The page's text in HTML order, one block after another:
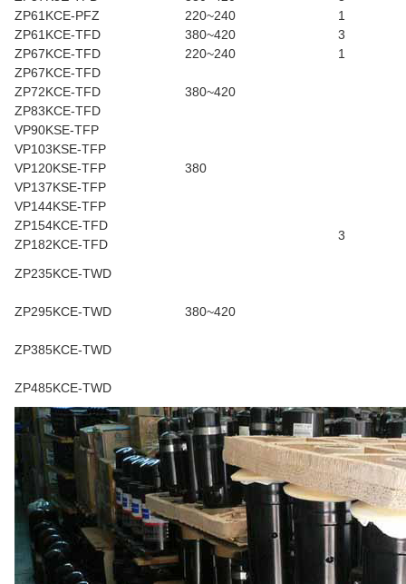
ZP61KCE-PFZ
220~240
1
ZP61KCE-TFD
380~420
3
ZP67KCE-TFD
220~240
1
ZP67KCE-TFD
380~420
3
ZP72KCE-TFD
ZP83KCE-TFD
VP90KSE-TFP
380
VP103KSE-TFP
VP120KSE-TFP
VP137KSE-TFP
VP144KSE-TFP
ZP154KCE-TFD
380~420
ZP182KCE-TFD
ZP235KCE-TWD
ZP295KCE-TWD
ZP385KCE-TWD
ZP485KCE-TWD